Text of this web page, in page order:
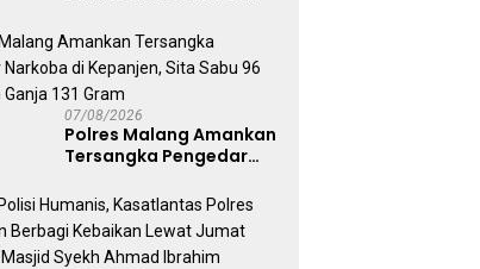
Terima Anugerah
Anggota Kehormatan
07/08/2026
Polres Malang Amankan
Tersangka Pengedar
Sita Sabu 96 Gram dan
Ganja 131 Gram